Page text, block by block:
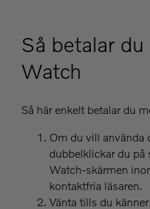
Så betalar
Watch
Så här enkelt betalar du
Om du vill använda
dubbelklickar du på
Watch-skärmen
kontaktfria läsaren.
Vänta tills du